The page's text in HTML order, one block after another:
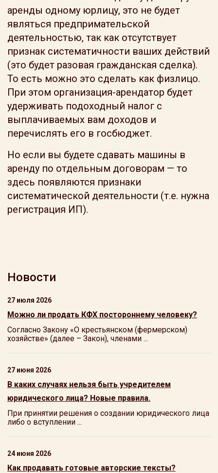
аренды одному юрлицу, это не будет
являться предпримательской
деятельностью, так как отсутствует
признак систематичности ваших действий
(это будет разовая гражданская сделка).
То есть можно это сделать как физлицо.
При этом организация-арендатор будет
удерживать подоходный налог с
выплачиваемых вам доходов и
перечислять его в госбюджет.
Но если вы будете сдавать машины в
аренду по отдельным договорам — то
здесь появляются признаки
систематической деятельности (т.е. нужна
регистрация ИП).
Новости
27 июля 2026
Можно ли продать КФХ постороннему человеку?
Согласно Закону «О крестьянском (фермерском)
хозяйстве» (далее – Закон), членами ...
27 июня 2026
В каких случаях нельзя быть учредителем
юридического лица? Новые правила.
При принятии решения о создании юридического лица
либо о вступлении ...
24 июня 2026
Как продавать готовые авторские тексты?